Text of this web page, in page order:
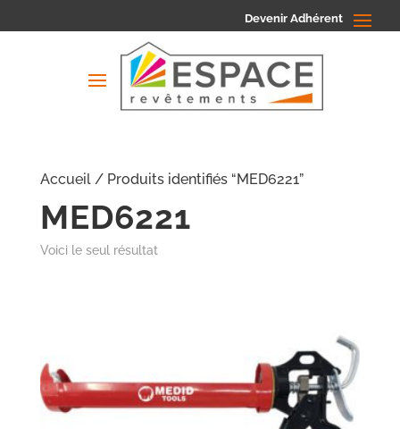
Devenir Adhérent
Accueil/ Produits identifiés “MED6221”
MED6221
Voici le seul résultat